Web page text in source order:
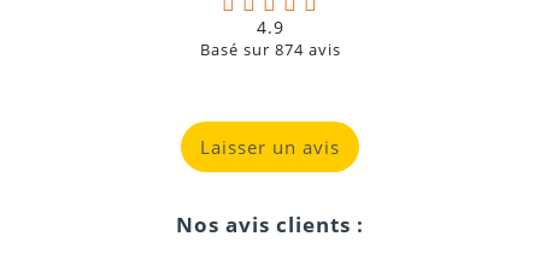
4.9
Basé sur 874avis
Laisser un avis
Nos avis clients :